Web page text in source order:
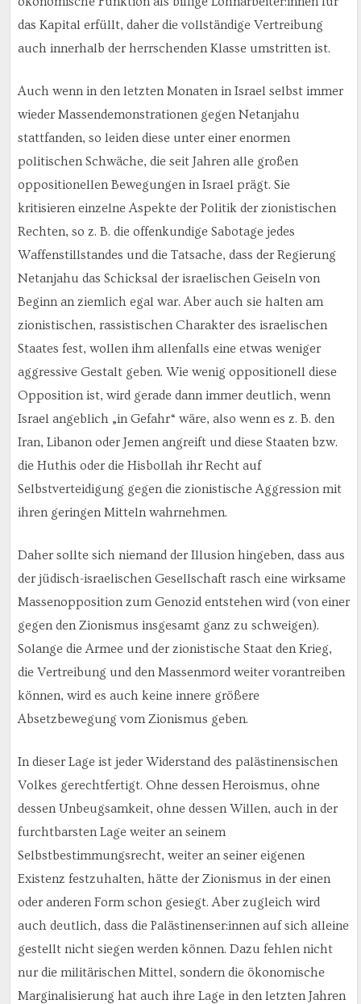
das Kapital erfüllt, daher die vollständige Vertreibung
auch innerhalb der herrschenden Klasse umstritten ist.
Auch wenn in den letzten Monaten in Israel selbst immer
wieder Massendemonstrationen gegen Netanjahu
stattfanden, so leiden diese unter einer enormen
politischen Schwäche, die seit Jahren alle großen
oppositionellen Bewegungen in Israel prägt. Sie
kritisieren einzelne Aspekte der Politik der zionistischen
Rechten, so z. B. die offenkundige Sabotage jedes
Waffenstillstandes und die Tatsache, dass der Regierung
Netanjahu das Schicksal der israelischen Geiseln von
Beginn an ziemlich egal war. Aber auch sie halten am
zionistischen, rassistischen Charakter des israelischen
Staates fest, wollen ihm allenfalls eine etwas weniger
aggressive Gestalt geben. Wie wenig oppositionell diese
Opposition ist, wird gerade dann immer deutlich, wenn
Israel angeblich „in Gefahr“ wäre, also wenn es z. B. den
Iran, Libanon oder Jemen angreift und diese Staaten bzw.
die Huthis oder die Hisbollah ihr Recht auf
Selbstverteidigung gegen die zionistische Aggression mit
ihren geringen Mitteln wahrnehmen.
Daher sollte sich niemand der Illusion hingeben, dass aus
der jüdisch-israelischen Gesellschaft rasch eine wirksame
Massenopposition zum Genozid entstehen wird (von einer
gegen den Zionismus insgesamt ganz zu schweigen).
Solange die Armee und der zionistische Staat den Krieg,
die Vertreibung und den Massenmord weiter vorantreiben
können, wird es auch keine innere größere
Absetzbewegung vom Zionismus geben.
In dieser Lage ist jeder Widerstand des palästinensischen
Volkes gerechtfertigt. Ohne dessen Heroismus, ohne
dessen Unbeugsamkeit, ohne dessen Willen, auch in der
furchtbarsten Lage weiter an seinem
Selbstbestimmungsrecht, weiter an seiner eigenen
Existenz festzuhalten, hätte der Zionismus in der einen
oder anderen Form schon gesiegt. Aber zugleich wird
auch deutlich, dass die Palästinenser:innen auf sich alleine
gestellt nicht siegen werden können. Dazu fehlen nicht
nur die militärischen Mittel, sondern die ökonomische
Marginalisierung hat auch ihre Lage in den letzten Jahren